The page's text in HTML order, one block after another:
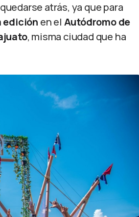
atrás, ya que para
edición en el Autódromo de
, misma ciudad que ha